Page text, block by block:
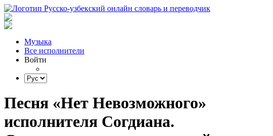
Музыка
Все исполнители
Войти
Песня «Нет Невозможного»
исполнителя Согдиана.